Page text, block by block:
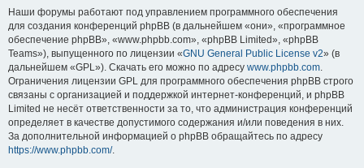
Наши форумы работают под управлением программного обеспечения
для создания конференций phpBB (в дальнейшем «они», «программное
обеспечение phpBB», «www.phpbb.com», «phpBB Limited», «phpBB
Teams»), выпущенного по лицензии «GNU General Public License v2» (в
дальнейшем «GPL»). Скачать его можно по адресу www.phpbb.com.
Ограничения лицензии GPL для программного обеспечения phpBB строго
связаны с организацией и поддержкой интернет-конференций, и phpBB
Limited не несёт ответственности за то, что администрация конференций
определяет в качестве допустимого содержания и/или поведения в них.
За дополнительной информацией о phpBB обращайтесь по адресу
https://www.phpbb.com/.